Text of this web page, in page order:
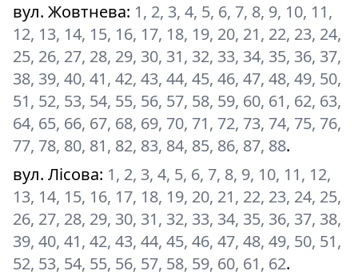
вул. Жовтнева: 1, 2, 3, 4, 5, 6, 7, 8, 9, 10, 11,
12, 13, 14, 15, 16, 17, 18, 19, 20, 21, 22, 23, 24,
25, 26, 27, 28, 29, 30, 31, 32, 33, 34, 35, 36, 37,
38, 39, 40, 41, 42, 43, 44, 45, 46, 47, 48, 49, 50,
51, 52, 53, 54, 55, 56, 57, 58, 59, 60, 61, 62, 63,
64, 65, 66, 67, 68, 69, 70, 71, 72, 73, 74, 75, 76,
77, 78, 80, 81, 82, 83, 84, 85, 86, 87, 88.
вул. Лісова: 1, 2, 3, 4, 5, 6, 7, 8, 9, 10, 11, 12,
13, 14, 15, 16, 17, 18, 19, 20, 21, 22, 23, 24, 25,
26, 27, 28, 29, 30, 31, 32, 33, 34, 35, 36, 37, 38,
39, 40, 41, 42, 43, 44, 45, 46, 47, 48, 49, 50, 51,
52, 53, 54, 55, 56, 57, 58, 59, 60, 61, 62.